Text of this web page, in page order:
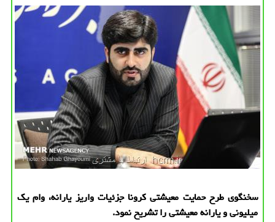
سخنگوی طرح حمایت معیشتی کرونا جزئیات واریز یارانه، وام یک
میلیونی و یارانه معیشتی را تشریح نمود.